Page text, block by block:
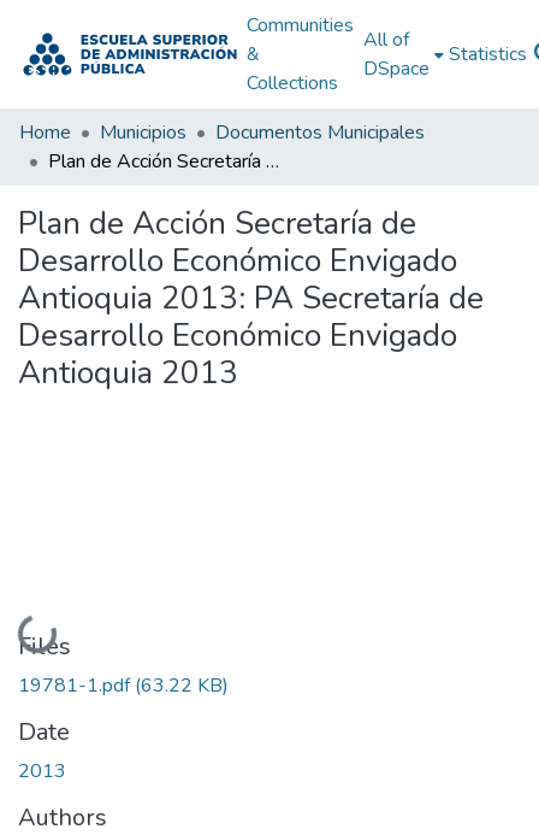
Communities
&
Collections
All of
DSpace
Statistics
Home Municipios
Documentos Municipales
Plan de Acción Secretaría de Desarrollo Económico Envigado Antioquia 2013: PA Secretaría de Desarrollo Económico Envigado Antioquia 2013
Plan de Acción Secretaría de
Desarrollo Económico Envigado
Antioquia 2013: PA Secretaría de
Desarrollo Económico Envigado
Antioquia 2013
Loading...
Files
19781-1.pdf(63.22 KB)
Date
2013
Authors